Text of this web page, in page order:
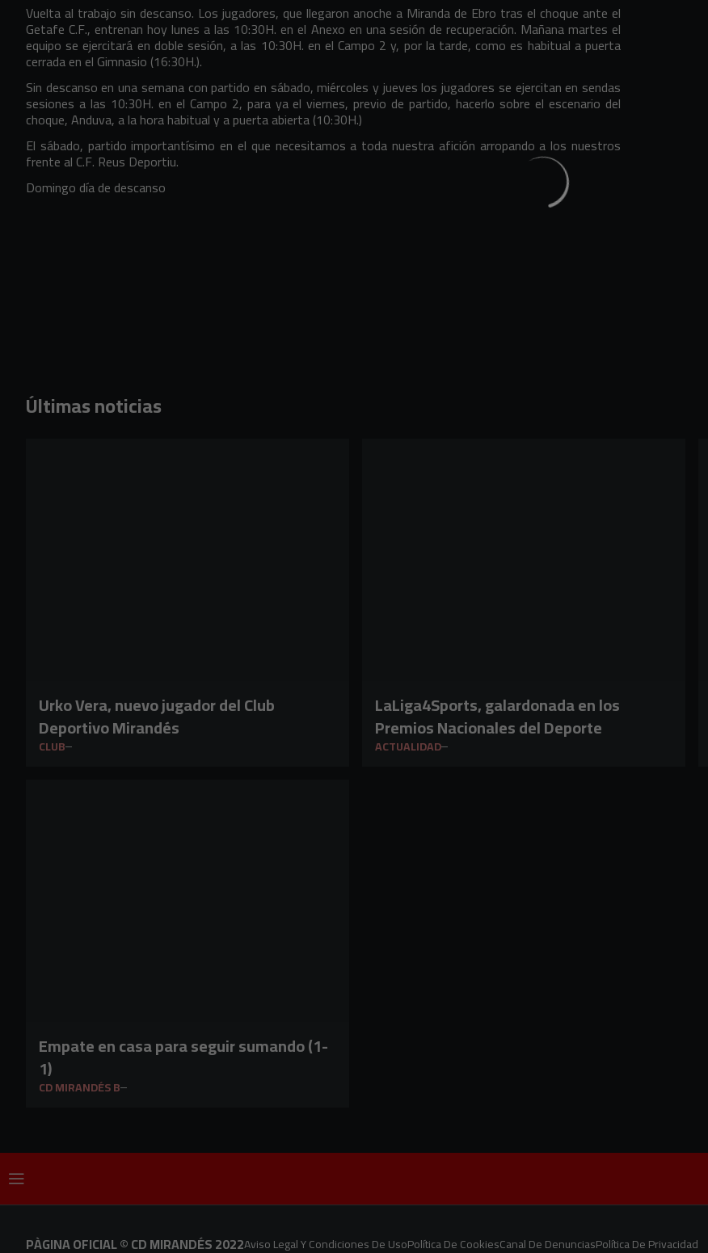
Vuelta al trabajo sin descanso. Los jugadores, que llegaron anoche a Miranda de Ebro tras el choque ante el
Getafe C.F., entrenan hoy lunes a las 10:30H. en el Anexo en una sesión de recuperación. Mañana martes el
equipo se ejercitará en doble sesión, a las 10:30H. en el Campo 2 y, por la tarde, como es habitual a puerta
cerrada en el Gimnasio (16:30H.).
Sin descanso en una semana con partido en sábado, miércoles y jueves los jugadores se ejercitan en sendas
sesiones a las 10:30H. en el Campo 2, para ya el viernes, previo de partido, hacerlo sobre el escenario del
choque, Anduva, a la hora habitual y a puerta abierta (10:30H.)
El sábado, partido importantísimo en el que necesitamos a toda nuestra afición arropando a los nuestros
frente al C.F. Reus Deportiu.
Domingo día de descanso
Últimas noticias
Urko Vera, nuevo jugador del Club
Deportivo Mirandés
CLUB
LaLiga4Sports, galardonada en los
Premios Nacionales del Deporte
ACTUALIDAD
Empate en casa para seguir sumando (1-
1)
CD MIRANDÉS B
Aviso Legal Y Condiciones De UsoPolítica De CookiesCanal De DenunciasPolítica De Privacidad
PÀGINA OFICIAL © CD MIRANDÉS 2022